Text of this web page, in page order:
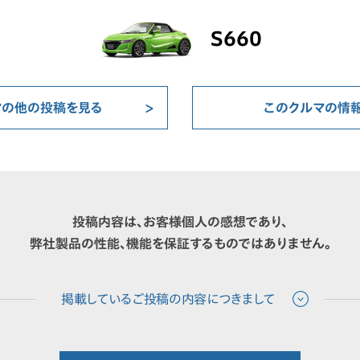
S660
他の投稿を見る このクルマの情
投稿内容は、お客様個人の感想であり、
弊社製品の性能、機能を保証するものではありません。